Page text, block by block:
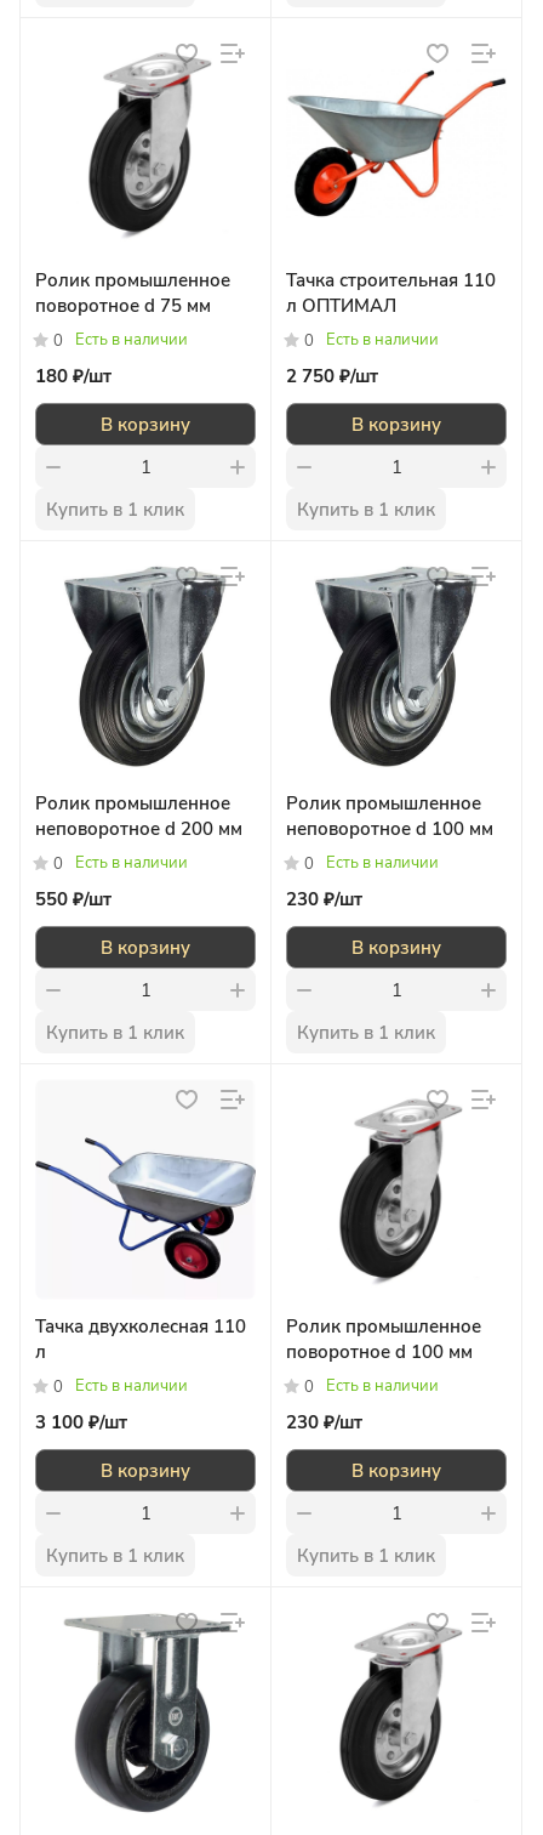
Ролик промышленное
поворотное d 75 мм
0 Есть в наличии
180 ₽/шт
В корзину
Купить в 1 клик
Тачка строительная 110
л ОПТИМАЛ
0 Есть в наличии
2 750 ₽/шт
В корзину
Купить в 1 клик
Ролик промышленное
неповоротное d 200 мм
0 Есть в наличии
550 ₽/шт
В корзину
Купить в 1 клик
Ролик промышленное
неповоротное d 100 мм
0 Есть в наличии
230 ₽/шт
В корзину
Купить в 1 клик
Тачка двухколесная 110
л
0 Есть в наличии
3 100 ₽/шт
В корзину
Купить в 1 клик
Ролик промышленное
поворотное d 100 мм
0 Есть в наличии
230 ₽/шт
В корзину
Купить в 1 клик